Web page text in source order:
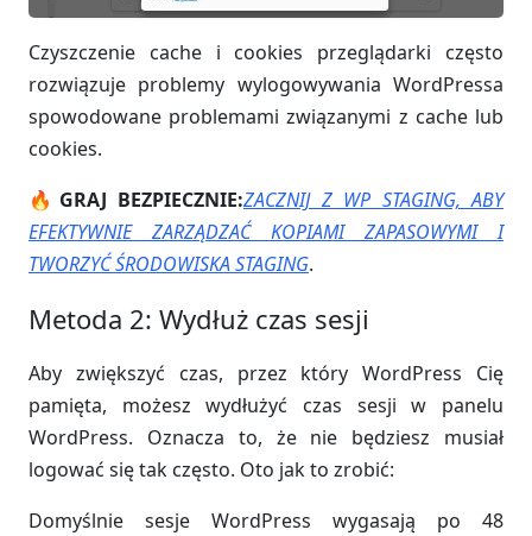
Czyszczenie cache i cookies przeglądarki często
rozwiązuje problemy wylogowywania WordPressa
spowodowane problemami związanymi z cache lub
cookies.
🔥GRAJ BEZPIECZNIE:ZACZNIJ Z WP STAGING, ABY
EFEKTYWNIE ZARZĄDZAĆ KOPIAMI ZAPASOWYMI I
TWORZYĆ ŚRODOWISKA STAGING.
Metoda 2: Wydłuż czas sesji
Aby zwiększyć czas, przez który WordPress Cię
pamięta, możesz wydłużyć czas sesji w panelu
WordPress. Oznacza to, że nie będziesz musiał
logować się tak często. Oto jak to zrobić:
Domyślnie sesje WordPress wygasają po 48